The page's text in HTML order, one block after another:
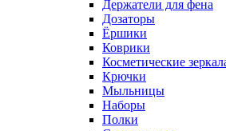
Держатели для фена
Дозаторы
Ёршики
Коврики
Косметические
Крючки
Мыльницы
Наборы
Полки